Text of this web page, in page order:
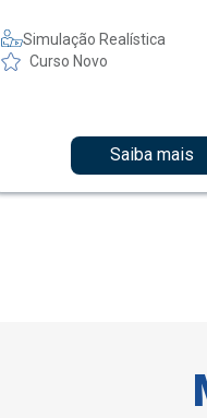
Simulação Realística
Curso Novo
Saiba mais